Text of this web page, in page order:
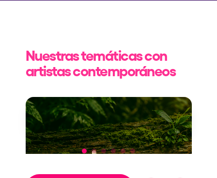
Nuestras temáticas con
artistas contemporáneos
NEW THEME